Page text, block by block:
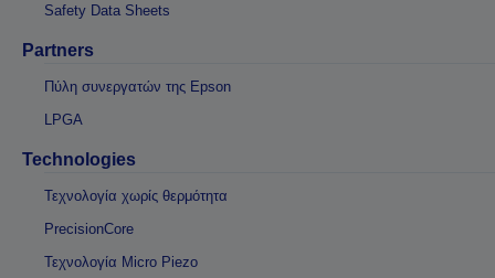
Safety Data Sheets
Partners
Πύλη συνεργατών της Epson
LPGA
Technologies
Τεχνολογία χωρίς θερμότητα
PrecisionCore
Τεχνολογία Micro Piezo